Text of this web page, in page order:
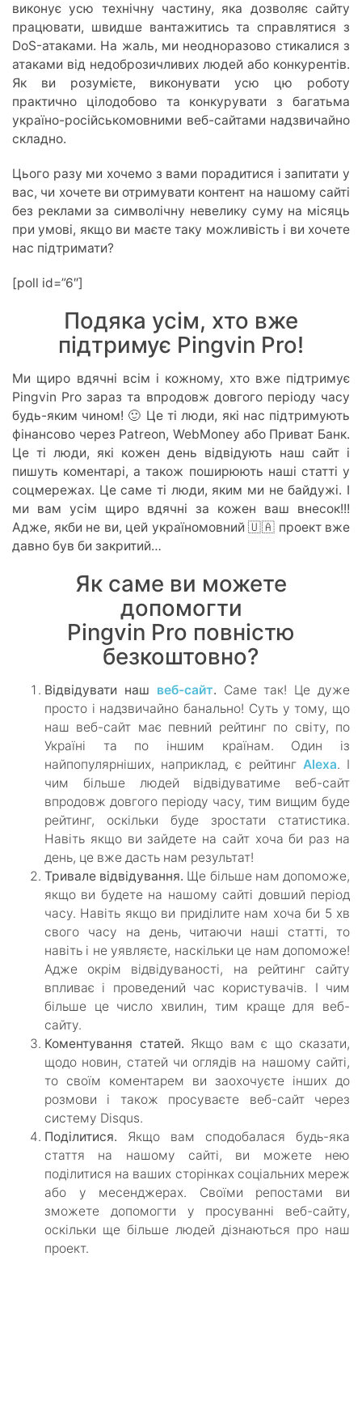
виконує усю технічну частину, яка дозволяє сайту
працювати, швидше вантажитись та справлятися з
DoS-атаками. На жаль, ми неодноразово стикалися з
атаками від недоброзичливих людей або конкурентів.
Як ви розумієте, виконувати усю цю роботу
практично цілодобово та конкурувати з багатьма
україно-російськомовними веб-сайтами надзвичайно
складно.
Цього разу ми хочемо з вами порадитися і запитати у
вас, чи хочете ви отримувати контент на нашому сайті
без реклами за символічну невелику суму на місяць
при умові, якщо ви маєте таку можливість і ви хочете
нас підтримати?
[poll id=”6″]
Подяка усім, хто вже
підтримує Pingvin Pro!
Ми щиро вдячні всім і кожному, хто вже підтримує
Pingvin Pro зараз та впродовж довгого періоду часу
будь-яким чином! 🙂 Це ті люди, які нас підтримують
фінансово через Patreon, WebMoney або Приват Банк.
Це ті люди, які кожен день відвідують наш сайт і
пишуть коментарі, а також поширюють наші статті у
соцмережах. Це саме ті люди, яким ми не байдужі. І
ми вам усім щиро вдячні за кожен ваш внесок!!!
Адже, якби не ви, цей україномовний 🇺🇦 проект вже
давно був би закритий…
Як саме ви можете
допомогти
Pingvin Pro повністю
безкоштовно?
Відвідувати наш веб-сайт. Саме так! Це дуже
просто і надзвичайно банально! Суть у тому, що
наш веб-сайт має певний рейтинг по світу, по
Україні та по іншим країнам. Один із
найпопулярніших, наприклад, є рейтинг Alexa. І
чим більше людей відвідуватиме веб-сайт
впродовж довгого періоду часу, тим вищим буде
рейтинг, оскільки буде зростати статистика.
Навіть якщо ви зайдете на сайт хоча би раз на
день, це вже дасть нам результат!
Тривале відвідування. Ще більше нам допоможе,
якщо ви будете на нашому сайті довший період
часу. Навіть якщо ви приділите нам хоча би 5 хв
свого часу на день, читаючи наші статті, то
навіть і не уявляєте, наскільки це нам допоможе!
Адже окрім відвідуваності, на рейтинг сайту
впливає і проведений час користувачів. І чим
більше це число хвилин, тим краще для веб-
сайту.
Коментування статей. Якщо вам є що сказати,
щодо новин, статей чи оглядів на нашому сайті,
то своїм коментарем ви заохочуєте інших до
розмови і також просуваєте веб-сайт через
систему Disqus.
Поділитися. Якщо вам сподобалася будь-яка
стаття на нашому сайті, ви можете нею
поділитися на ваших сторінках соціальних мереж
або у месенджерах. Своїми репостами ви
зможете допомогти у просуванні веб-сайту,
оскільки ще більше людей дізнаються про наш
проект.